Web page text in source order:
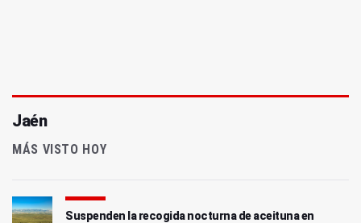
Jaén
MÁS VISTO HOY
Suspenden la recogida nocturna de aceituna en